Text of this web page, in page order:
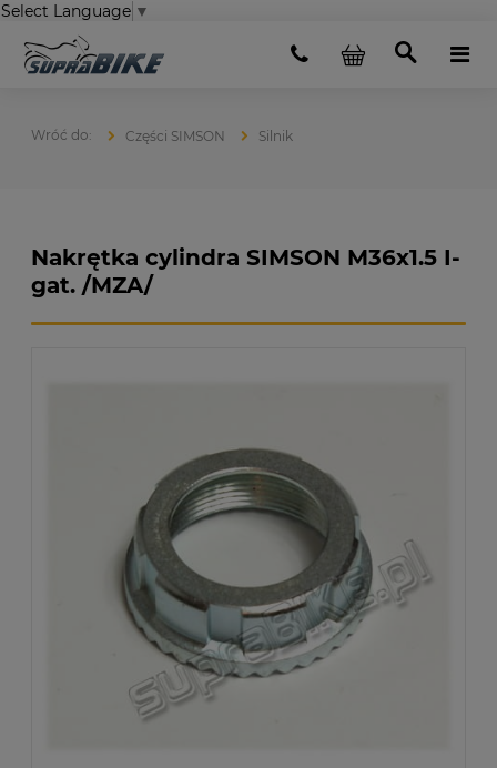
Select Language ▼
Części SIMSON Silnik
Nakrętka cylindra SIMSON M36x1.5 I-
gat. /MZA/